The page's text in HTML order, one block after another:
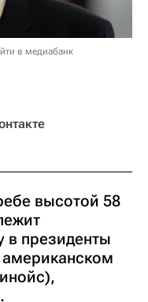
в медиабанк
высотой 58
в президенты